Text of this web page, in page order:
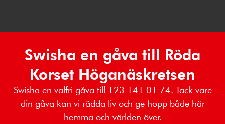
Swisha en gåva till Röda
Korset Höganäskretsen
Swisha en valfri gåva till 123 141 01 74. Tack vare
din gåva kan vi rädda liv och ge hopp både här
hemma och världen över.